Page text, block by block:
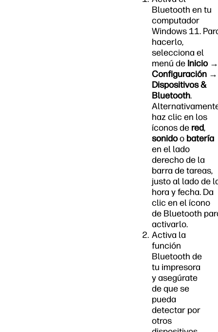
Bluetooth en tu
computador
Windows 11.
hacerlo,
selecciona el
menú de Inicio →
Configuración →
Dispositivos &
Bluetooth.
haz clic en los
íconos de red,
sonidoo batería
en el lado
derecho de la
barra de tareas,
justo al lado de
hora y fecha. Da
clic en el ícono
de Bluetooth
activarlo.
Activa la
función
Bluetooth de
tu impresora
y asegúrate
de que se
pueda
detectar por
otros